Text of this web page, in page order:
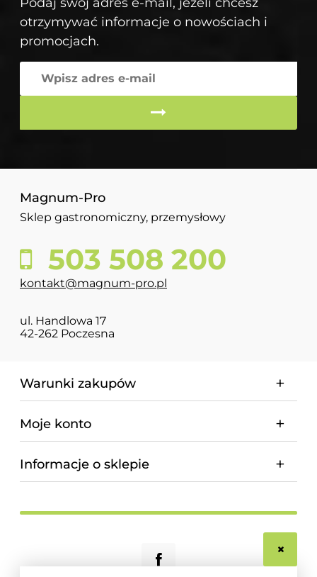
otrzymywać informacje o nowościach i
promocjach.
Magnum-Pro
Sklep gastronomiczny, przemysłowy
503 508 200
kontakt@magnum-pro.pl
ul. Handlowa 17
42-262 Poczesna
Warunki zakupów
Moje konto
Informacje o sklepie